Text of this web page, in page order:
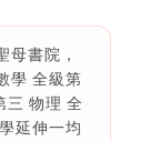
母書院，
學 全級第
三 物理 全
延伸一均